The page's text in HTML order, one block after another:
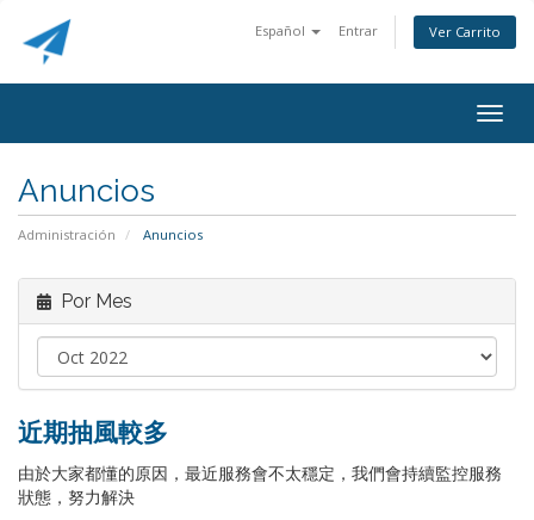
Español Entrar Ver Carrito
Anuncios
Administración Anuncios
Por Mes
近期抽風較多
由於大家都懂的原因，最近服務會不太穩定，我們會持續監控服務
狀態，努力解決